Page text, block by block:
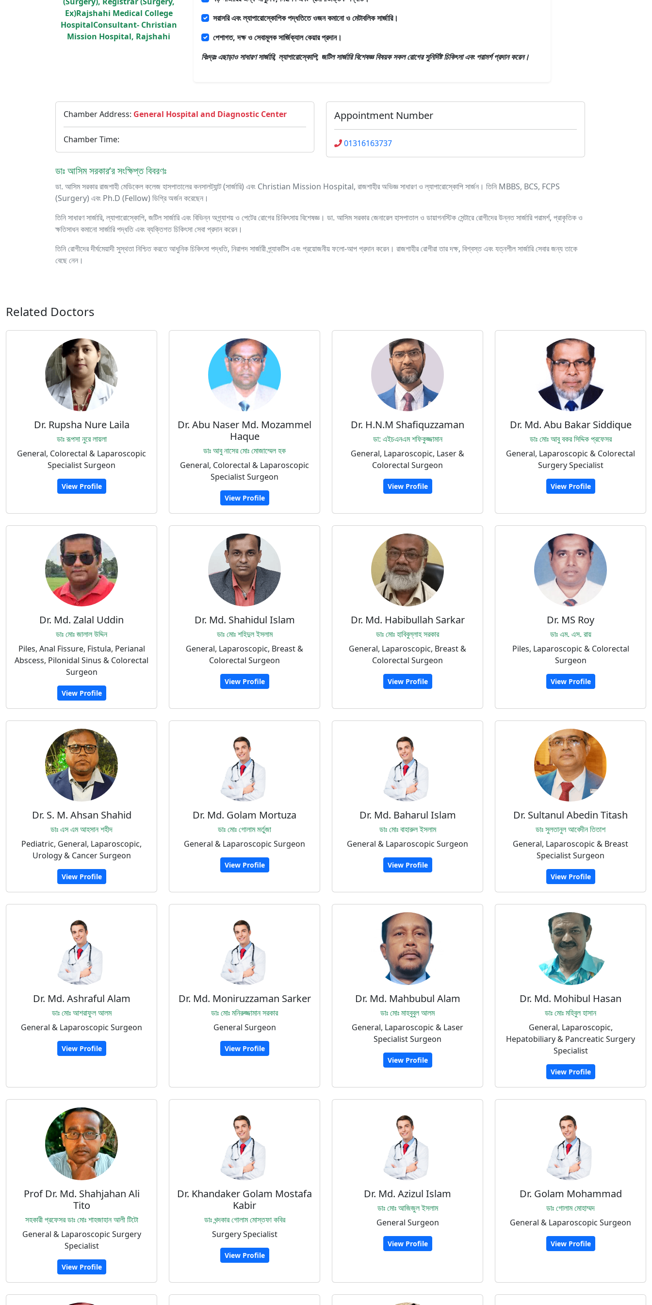
Ex)Rajshahi Medical College
HospitalConsultant- Christian
Mission Hospital, Rajshahi
সরাসরি এবং ল্যাপারোস্কোপিক পদ্ধতিতে ওজন কমানো ও মেটাবলিক সার্জারি।
পেশাগত, দক্ষ ও সেবামূলক সার্জিক্যাল কেয়ার প্রদান।
বিঃদ্রঃ এছাড়াওসাধারণ সার্জারি, ল্যাপারোস্কোপি, জটিল সার্জারি বিশেষজ্ঞবিষয়ক সকল রোগের সুনির্দিষ্ট চিকিৎসা এবং পরামর্শ প্রদান করেন।
Chamber Address: General Hospital and Diagnostic Center
Chamber Time:
Appointment Number
01316163737
ডাঃ আসিম সরকার’র সংক্ষিপ্ত বিবরণঃ
ডা. আসিম সরকার রাজশাহী মেডিকেল কলেজ হাসপাতালের কনসালট্যান্ট (সার্জারি) এবং Christian Mission Hospital, রাজশাহীর অভিজ্ঞ সাধারণ ও ল্যাপারোস্কোপি সার্জন। তিনি MBBS, BCS, FCPS
(Surgery) এবং Ph.D (Fellow) ডিগ্রি অর্জন করেছেন।
তিনি সাধারণ সার্জারি, ল্যাপারোস্কোপি, জটিল সার্জারি এবং বিভিন্ন অগ্ন্যাশয় ও পেটের রোগের চিকিৎসায় বিশেষজ্ঞ। ডা. আসিম সরকার জেনারেল হাসপাতাল ও ডায়াগনস্টিক সেন্টারে রোগীদের উন্নত সার্জারি পরামর্শ, প্রাকৃতিক ও
ক্ষতিসাধন কমানো সার্জারি পদ্ধতি এবং ব্যক্তিগত চিকিৎসা সেবা প্রদান করেন।
তিনি রোগীদের দীর্ঘমেয়াদী সুস্থতা নিশ্চিত করতে আধুনিক চিকিৎসা পদ্ধতি, নিরাপদ সার্জারী প্র্যাকটিস এবং প্রয়োজনীয় ফলো-আপ প্রদান করেন। রাজশাহীর রোগীরা তার দক্ষ, বিশ্বস্ত এবং যত্নশীল সার্জারি সেবার জন্য তাকে
বেছে নেন।
Related Doctors
Dr. Rupsha Nure Laila
ডাঃ রূপসা নুরে লায়লা
General, Colorectal & Laparoscopic
Specialist Surgeon
View Profile
Dr. Abu Naser Md. Mozammel
Haque
ডাঃ আবু নাসের মোঃ মোজাম্মেল হক
General, Colorectal & Laparoscopic
Specialist Surgeon
View Profile
Dr. H.N.M Shafiquzzaman
ডা: এইচএনএম শফিকুজ্জামান
General, Laparoscopic, Laser &
Colorectal Surgeon
View Profile
Dr. Md. Abu Bakar Siddique
ডাঃ মোঃ আবু বকর সিদ্দিক প্রফেসর
General, Laparoscopic & Colorectal
Surgery Specialist
View Profile
Dr. Md. Zalal Uddin
ডাঃ মোঃ জালাল উদ্দিন
Piles, Anal Fissure, Fistula, Perianal
Abscess, Pilonidal Sinus & Colorectal
Surgeon
View Profile
Dr. Md. Shahidul Islam
ডাঃ মোঃ শহিদুল ইসলাম
General, Laparoscopic, Breast &
Colorectal Surgeon
View Profile
Dr. Md. Habibullah Sarkar
ডাঃ মোঃ হাবিবুল্লাহ সরকার
General, Laparoscopic, Breast &
Colorectal Surgeon
View Profile
Dr. MS Roy
ডাঃ এম. এস. রায়
Piles, Laparoscopic & Colorectal
Surgeon
View Profile
Dr. S. M. Ahsan Shahid
ডাঃ এস এম আহসান শহীদ
Pediatric, General, Laparoscopic,
Urology & Cancer Surgeon
View Profile
Dr. Md. Golam Mortuza
ডাঃ মোঃ গোলাম মর্তুজা
General & Laparoscopic Surgeon
View Profile
Dr. Md. Baharul Islam
ডাঃ মোঃ বাহারুল ইসলাম
General & Laparoscopic Surgeon
View Profile
Dr. Sultanul Abedin Titash
ডাঃ সুলতানুল আবেদীন তিতাশ
General, Laparoscopic & Breast
Specialist Surgeon
View Profile
Dr. Md. Ashraful Alam
ডাঃ মোঃ আশরাফুল আলম
General & Laparoscopic Surgeon
View Profile
Dr. Md. Moniruzzaman Sarker
ডাঃ মোঃ মনিরুজ্জামান সরকার
General Surgeon
View Profile
Dr. Md. Mahbubul Alam
ডাঃ মোঃ মাহবুবুল আলম
General, Laparoscopic & Laser
Specialist Surgeon
View Profile
Dr. Md. Mohibul Hasan
ডাঃ মোঃ মহিবুল হাসান
General, Laparoscopic,
Hepatobiliary & Pancreatic Surgery
Specialist
View Profile
Prof Dr. Md. Shahjahan Ali
Tito
সহকারী প্রফেসর ডাঃ মোঃ শাহজাহান আলী টিটো
General & Laparoscopic Surgery
Specialist
View Profile
Dr. Khandaker Golam Mostafa
Kabir
ডাঃ খন্দকার গোলাম মোস্তফা কবির
Surgery Specialist
View Profile
Dr. Md. Azizul Islam
ডাঃ মোঃ আজিজুল ইসলাম
General Surgeon
View Profile
Dr. Golam Mohammad
ডাঃ গোলাম মোহাম্মদ
General & Laparoscopic Surgeon
View Profile